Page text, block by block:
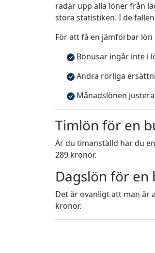
radar upp alla löner från
störa statistiken. I de
För att få en jämförbar
Bonusar ingår inte i
Andra rörliga
Månadslönen
Timlön för en
Är du timanställd har du
289 kronor.
Dagslön för
Det är ovanligt att man är
kronor.